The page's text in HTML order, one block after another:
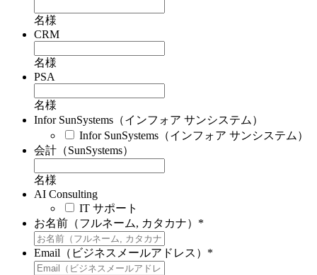
名様
CRM
名様
PSA
名様
Infor SunSystems（インフォア サンシステム）
Infor SunSystems（インフォア サンシステム）
会計（SunSystems）
名様
AI Consulting
IT サポート
お名前（フルネーム, カタカナ） *
Email（ビジネスメールアドレス） *